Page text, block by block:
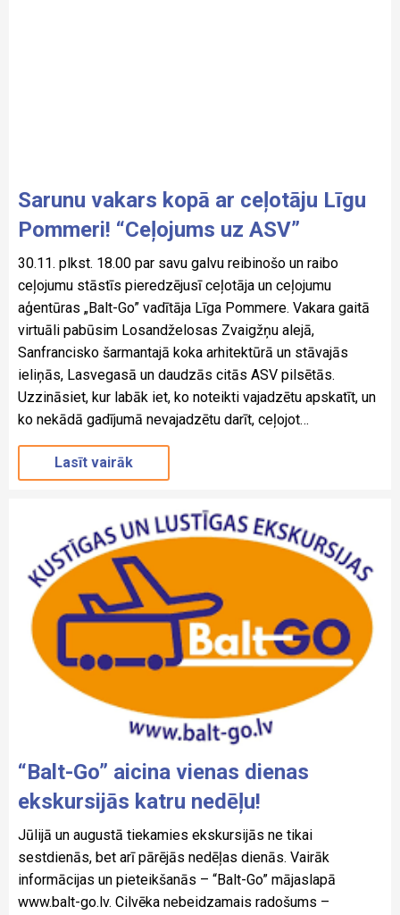
Sarunu vakars kopā ar ceļotāju Līgu
Pommeri! “Ceļojums uz ASV”
30.11. plkst. 18.00 par savu galvu reibinošo un raibo
ceļojumu stāstīs pieredzējusī ceļotāja un ceļojumu
aģentūras „Balt-Go” vadītāja Līga Pommere. Vakara gaitā
virtuāli pabūsim Losandželosas Zvaigžņu alejā,
Sanfrancisko šarmantajā koka arhitektūrā un stāvajās
ieliņās, Lasvegasā un daudzās citās ASV pilsētās.
Uzzināsiet, kur labāk iet, ko noteikti vajadzētu apskatīt, un
ko nekādā gadījumā nevajadzētu darīt, ceļojot…
Lasīt vairāk
“Balt-Go” aicina vienas dienas
ekskursijās katru nedēļu!
Jūlijā un augustā tiekamies ekskursijās ne tikai
sestdienās, bet arī pārējās nedēļas dienās. Vairāk
informācijas un pieteikšanās – “Balt-Go” mājaslapā
www.balt-go.lv. Cilvēka nebeidzamais radošums –